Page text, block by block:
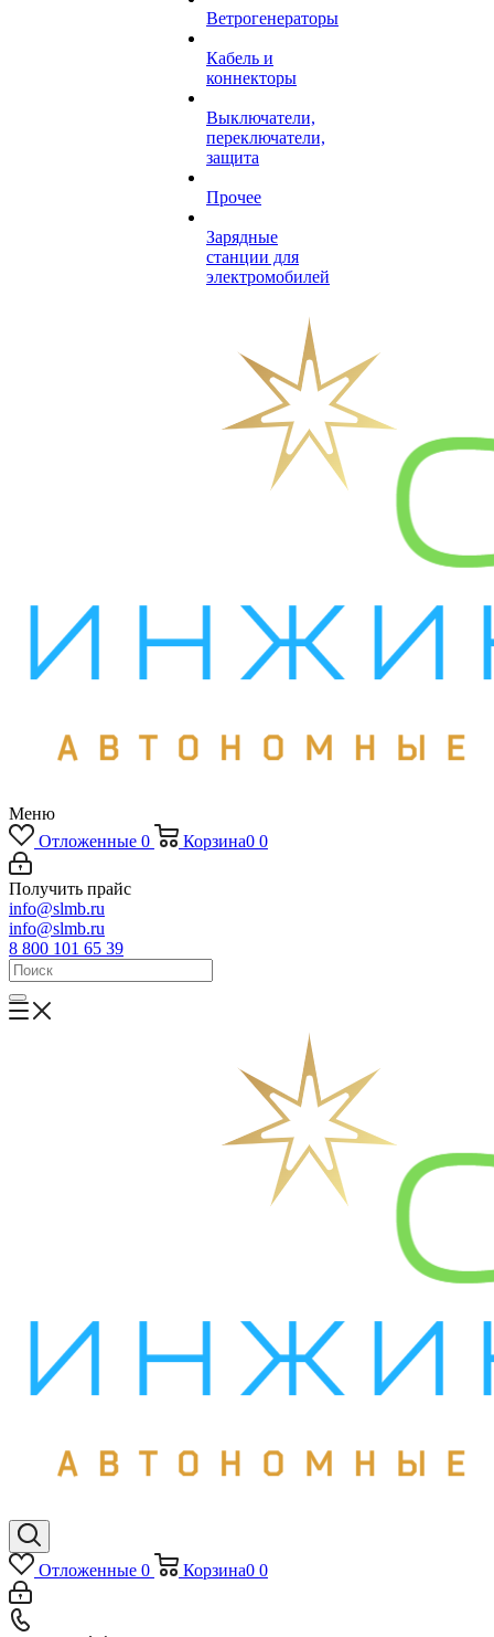
Ветрогенераторы
Кабель и
коннекторы
Выключатели,
переключатели,
защита
Прочее
Зарядные
станции для
электромобилей
Меню
Отложенные 0 Корзина0 0
Получить прайс
info@slmb.ru
info@slmb.ru
8 800 101 65 39
Отложенные 0 Корзина0 0